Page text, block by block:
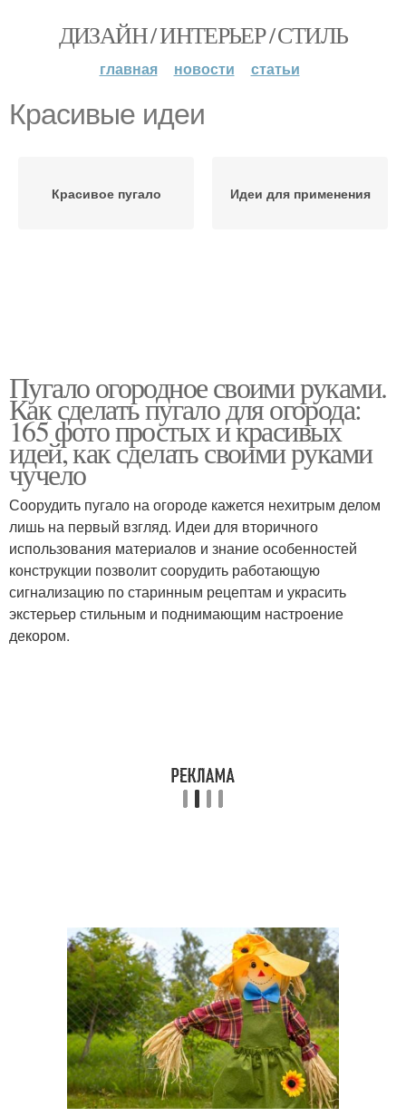
ДИЗАЙН / ИНТЕРЬЕР / СТИЛЬ
главная новости статьи
Красивые идеи
Красивое пугало Идеи для применения
Пугало огородное своими руками.
Как сделать пугало для огорода:
165 фото простых и красивых
идей, как сделать своими руками
чучело
Соорудить пугало на огороде кажется нехитрым делом
лишь на первый взгляд. Идеи для вторичного
использования материалов и знание особенностей
конструкции позволит соорудить работающую
сигнализацию по старинным рецептам и украсить
экстерьер стильным и поднимающим настроение
декором.